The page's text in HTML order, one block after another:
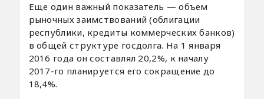
Еще один важный показатель — объем
рыночных заимствований (облигации
республики, кредиты коммерческих банков)
в общей структуре госдолга. На 1 января
2016 года он составлял 20,2%, к началу
2017-го планируется его сокращение до
18,4%.